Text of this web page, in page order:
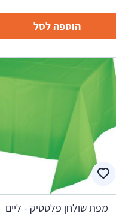
הוספה לסל
מפת שולחן פלסטיק - ליים